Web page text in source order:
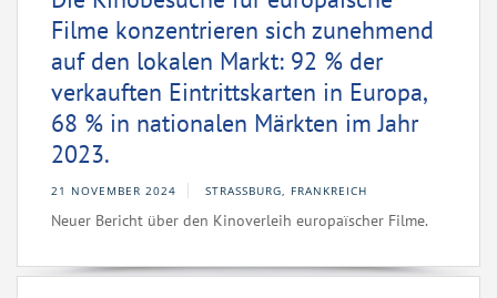
Filme konzentrieren sich zunehmend
auf den lokalen Markt: 92 % der
verkauften Eintrittskarten in Europa,
68 % in nationalen Märkten im Jahr
2023.
21 NOVEMBER 2024 STRASSBURG, FRANKREICH
Neuer Bericht über den Kinoverleih europaïscher Filme.